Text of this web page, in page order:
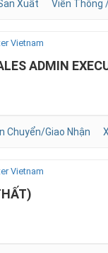
Xuất Viễn Thông
Vietnam
ADMIN
Chuyển/Giao Nhận
Vietnam